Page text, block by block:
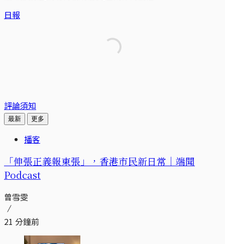
日報
評論須知
最新 更多
播客
「伸張正義報東張」，香港市民新日常｜端聞
Podcast
曾雪雯
21 分鐘前